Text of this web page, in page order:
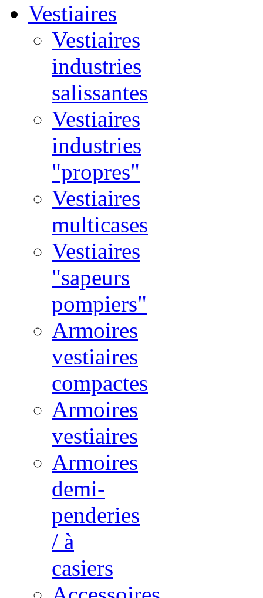
Vestiaires
Vestiaires
industries
salissantes
Vestiaires
industries
"propres"
Vestiaires
multicases
Vestiaires
"sapeurs
pompiers"
Armoires
vestiaires
compactes
Armoires
vestiaires
Armoires
demi-
penderies
/ à
casiers